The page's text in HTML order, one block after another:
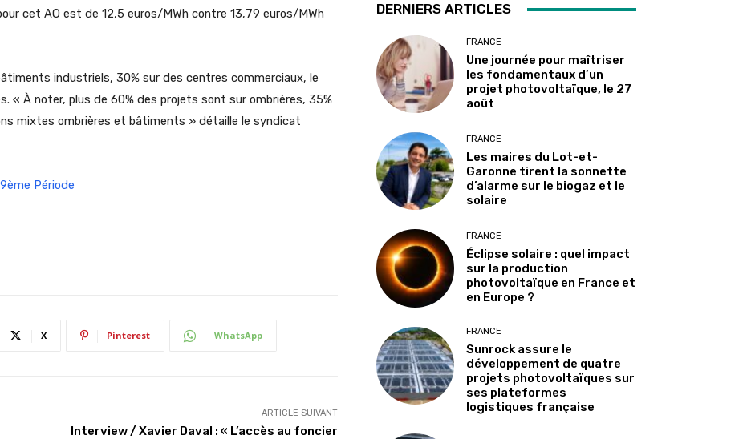
cet AO est de 12,5 euros/MWh contre 13,79 euros/MWh
industriels, 30% sur des centres commerciaux, le
À noter, plus de 60% des projets sont sur ombrières, 35%
mixtes ombrières et bâtiments » détaille le syndicat
Période
X Pinterest WhatsApp
ARTICLE SUIVANT
Interview / Xavier Daval : « L’accès au foncier
DERNIERS ARTICLES
FRANCE
Une journée pour maîtriser
les fondamentaux d’un
projet photovoltaïque, le 27
août
FRANCE
Les maires du Lot-et-
Garonne tirent la sonnette
d’alarme sur le biogaz et le
solaire
FRANCE
Éclipse solaire : quel impact
sur la production
photovoltaïque en France et
en Europe ?
FRANCE
Sunrock assure le
développement de quatre
projets photovoltaïques sur
ses plateformes
logistiques française